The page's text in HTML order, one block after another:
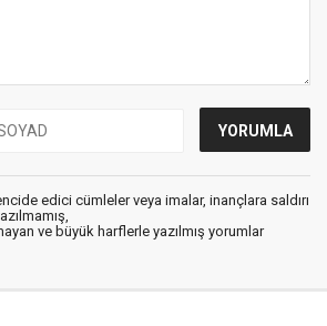
edici cümleler veya imalar, inançlara saldırı
ve büyük harflerle yazılmış yorumlar